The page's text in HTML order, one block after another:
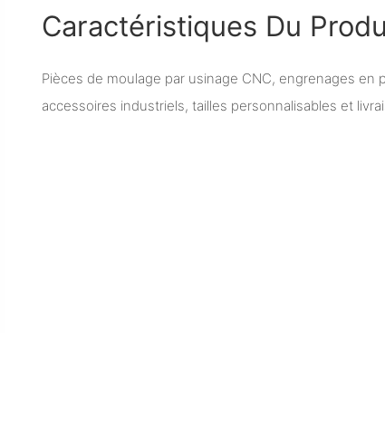
Caractéristiques Du
Pièces de moulage par usinage CNC, engrenages en
accessoires industriels, tailles personnalisables et